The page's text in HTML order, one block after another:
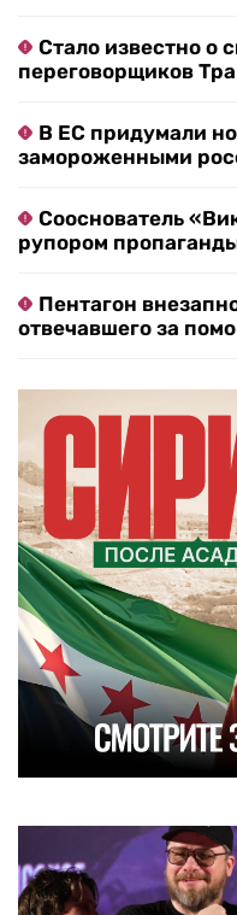
Стало известно о
переговорщиков
В ЕС придумали
замороженными
Сооснователь
рупором
Пентагон
отвечавшего за